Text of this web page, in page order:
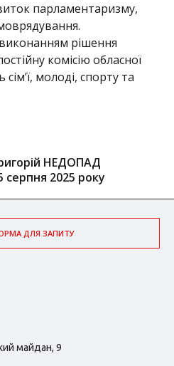
парламентаризму,
рішення
комісію обласної
молоді, спорту та
НЕДОПАД
серпня 2025 року
ДЛЯ ЗАПИТУ
майдан, 9